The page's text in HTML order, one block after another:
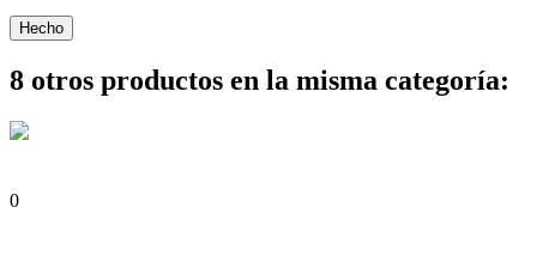
Hecho
8 otros productos en la misma categoría:
0